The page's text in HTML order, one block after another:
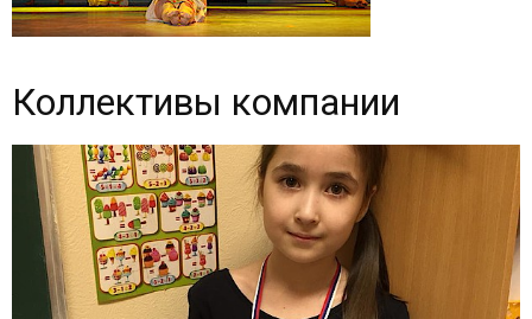
Коллективы компании